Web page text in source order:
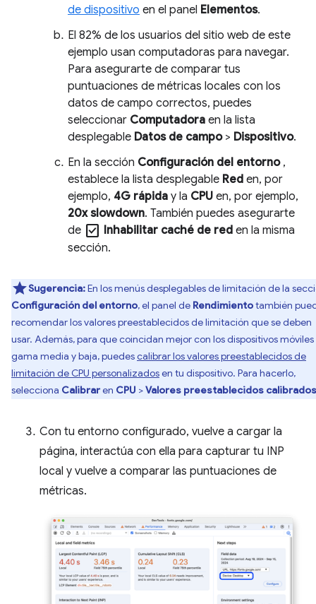
de dispositivo en el panel Elementos.
El 82% de los usuarios del sitio web de este
ejemplo usan computadoras para navegar.
Para asegurarte de comparar tus
puntuaciones de métricas locales con los
datos de campo correctos, puedes
seleccionar Computadora en la lista
desplegable Datos de campo> Dispositivo.
En la sección Configuración del entorno,
establece la lista desplegable Red en, por
ejemplo, 4G rápida y la CPU en, por ejemplo,
20x slowdown. También puedes asegurarte
de check_box Inhabilitar caché de red en la misma
sección.
Sugerencia:En los menús desplegables de limitación de la
Configuración del entorno, el panel de Rendimientotambién
recomendar los valores preestablecidos de limitación que se deben
usar. Además, para que coincidan mejor con los dispositivos
gama media y baja, puedescalibrar los valores preestablecidos de
limitación de CPU personalizadosen tu dispositivo. Para hacerlo,
selecciona Calibraren CPU >Valores preestablecidos calibrados
Con tu entorno configurado, vuelve a cargar la
página, interactúa con ella para capturar tu INP
local y vuelve a comparar las puntuaciones de
métricas.